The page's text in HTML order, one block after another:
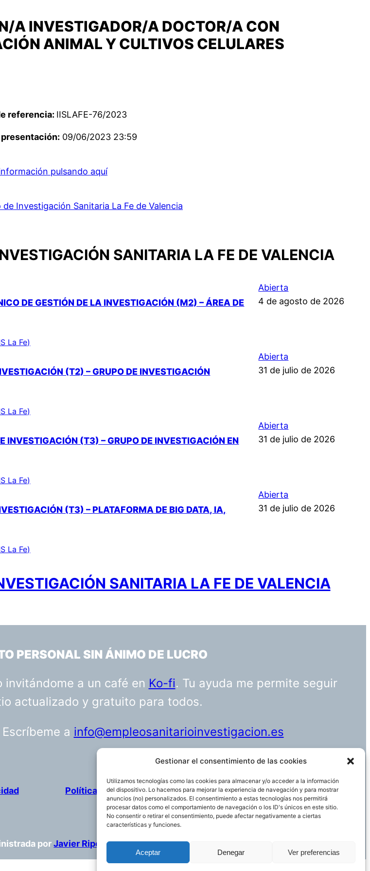
Gestionar el consentimiento de las cookies
Utilizamos tecnologías como las cookies para almacenar y/o acceder a la información
del dispositivo. Lo hacemos para mejorar la experiencia de navegación y para mostrar
anuncios (no) personalizados. El consentimiento a estas tecnologías nos permitirá
procesar datos como el comportamiento de navegación o los ID's únicos en este sitio.
No consentir o retirar el consentimiento, puede afectar negativamente a ciertas
características y funciones.
Aceptar Denegar Ver preferencias
A INVESTIGADOR/A DOCTOR/A CON
ANIMAL Y CULTIVOS CELULARES
referencia: IISLAFE-76/2023
09/06/2023 23:59
pulsando aquí
Investigación Sanitaria La Fe de Valencia
SANITARIA LA FE DE VALENCIA
DE GESTIÓN DE LA INVESTIGACIÓN (M2) – ÁREA DE
La Fe)
Abierta
4 de agosto de 2026
(T2) – GRUPO DE INVESTIGACIÓN
La Fe)
Abierta
31 de julio de 2026
INVESTIGACIÓN (T3) – GRUPO DE INVESTIGACIÓN EN
La Fe)
Abierta
31 de julio de 2026
(T3) – PLATAFORMA DE BIG DATA, IA,
La Fe)
Abierta
31 de julio de 2026
SANITARIA LA FE DE VALENCIA
PERSONAL SIN ÁNIMO DE LUCRO
a un café en Ko-fi. Tu ayuda me permite seguir
actualizado y gratuito para todos.
a info@empleosanitarioinvestigacion.es
Política de cookies Funciona gracias aWordPress
porJavier Ripoll